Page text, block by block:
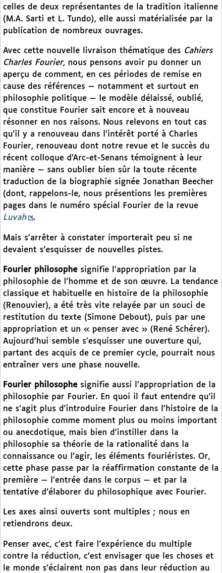
celles de deux représentantes de la tradition italienne
(M.A. Sarti et L. Tundo), elle aussi matérialisée par la
publication de nombreux ouvrages.
Avec cette nouvelle livraison thématique des Cahiers
Charles Fourier, nous pensons avoir pu donner un
aperçu de comment, en ces périodes de remise en
cause des références — notamment et surtout en
philosophie politique — le modèle délaissé, oublié,
que constitue Fourier sait encore et à nouveau
résonner en nos raisons. Nous relevons en tout cas
qu’il y a renouveau dans l’intérêt porté à Charles
Fourier, renouveau dont notre revue et le succès du
récent colloque d’Arc-et-Senans témoignent à leur
manière — sans oublier bien sûr la toute récente
traduction de la biographie signée Jonathan Beecher
(dont, rappelons-le, nous présentions les premières
pages dans le numéro spécial Fourier de la revue
Luvah
.
Mais s’arrêter à constater importerait peu si ne
devaient s’esquisser de nouvelles pistes.
Fourier philosophe signifie l’appropriation par la
philosophie de l’homme et de son œuvre. La tendance
classique et habituelle en histoire de la philosophie
(Renouvier), a été très vite relayée par un souci de
restitution du texte (Simone Debout), puis par une
appropriation et un « penser avec » (René Schérer).
Aujourd’hui semble s’esquisser une ouverture qui,
partant des acquis de ce premier cycle, pourrait nous
entraîner vers une phase nouvelle.
Fourier philosophe signifie aussi l’appropriation de la
philosophie par Fourier. En quoi il faut entendre qu’il
ne s’agit plus d’introduire Fourier dans l’histoire de la
philosophie comme moment plus ou moins important
ou anecdotique, mais bien d’instiller dans la
philosophie sa théorie de la rationalité dans la
connaissance ou l’agir, les éléments fouriéristes. Or,
cette phase passe par la réaffirmation constante de la
première — l’entrée dans le corpus — et par la
tentative d’élaborer du philosophique avec Fourier.
Les axes ainsi ouverts sont multiples ; nous en
retiendrons deux.
Penser avec, c’est faire l’expérience du multiple
contre la réduction, c’est envisager que les choses et
le monde s’éclairent non pas dans leur réduction au